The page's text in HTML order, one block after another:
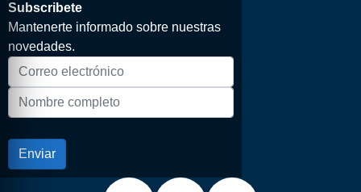
Subscribete
Mantenerte informado sobre nuestras
novedades.